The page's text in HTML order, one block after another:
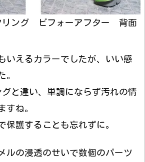
リング ビフォーアフター 背面
いえるカラーでしたが、いい感
。
と違い、単調にならず汚れの情
すね。
保護することも忘れずに。
ルの浸透のせいで数個のパーツ